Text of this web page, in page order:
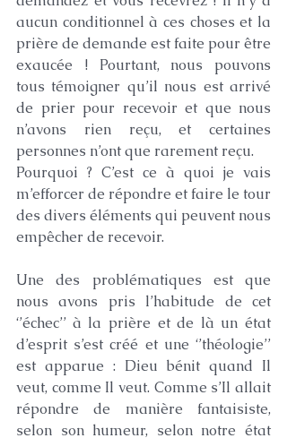
aucun conditionnel à ces choses et la
prière de demande est faite pour être
exaucée ! Pourtant, nous pouvons
tous témoigner qu’il nous est arrivé
de prier pour recevoir et que nous
n’avons rien reçu, et certaines
personnes n’ont que rarement reçu.
Pourquoi ? C’est ce à quoi je vais
m’efforcer de répondre et faire le tour
des divers éléments qui peuvent nous
empêcher de recevoir.
Une des problématiques est que
nous avons pris l’habitude de cet
‘’échec’’ à la prière et de là un état
d’esprit s’est créé et une ‘’théologie’’
est apparue : Dieu bénit quand Il
veut, comme Il veut. Comme s’Il allait
répondre de manière fantaisiste,
selon son humeur, selon notre état